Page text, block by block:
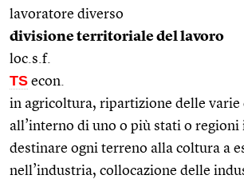
lavoratore diverso
divisione territoriale del lavoro
loc.s.f.
TS econ.
in agricoltura, ripartizione delle varie
all’interno di uno o più stati o regioni
destinare ogni terreno alla coltura a
nell’industria, collocazione delle